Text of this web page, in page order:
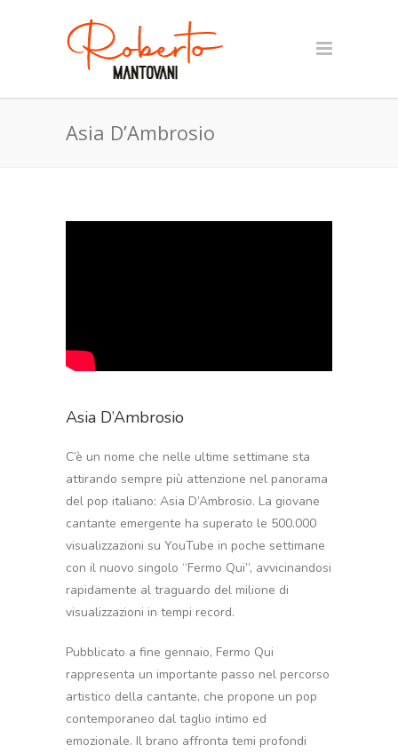
Asia D’Ambrosio
Asia D’Ambrosio
C’è un nome che nelle ultime settimane sta
attirando sempre più attenzione nel panorama
del pop italiano: Asia D’Ambrosio. La giovane
cantante emergente ha superato le 500.000
visualizzazioni su YouTube in poche settimane
con il nuovo singolo “Fermo Qui”, avvicinandosi
rapidamente al traguardo del milione di
visualizzazioni in tempi record.
Pubblicato a fine gennaio, Fermo Qui
rappresenta un importante passo nel percorso
artistico della cantante, che propone un pop
contemporaneo dal taglio intimo ed
emozionale. Il brano affronta temi profondi